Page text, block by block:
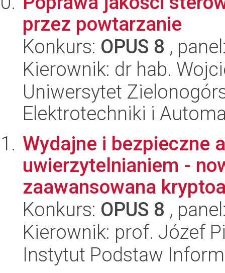
przez powtarzanie
Konkurs: OPUS 8 ,
Kierownik: dr hab.
Uniwersytet
Elektrotechniki i
Wydajne i bezpieczne
uwierzytelnianiem -
zaawansowana
Konkurs: OPUS 8 ,
Kierownik: prof. Józef
Instytut Podstaw